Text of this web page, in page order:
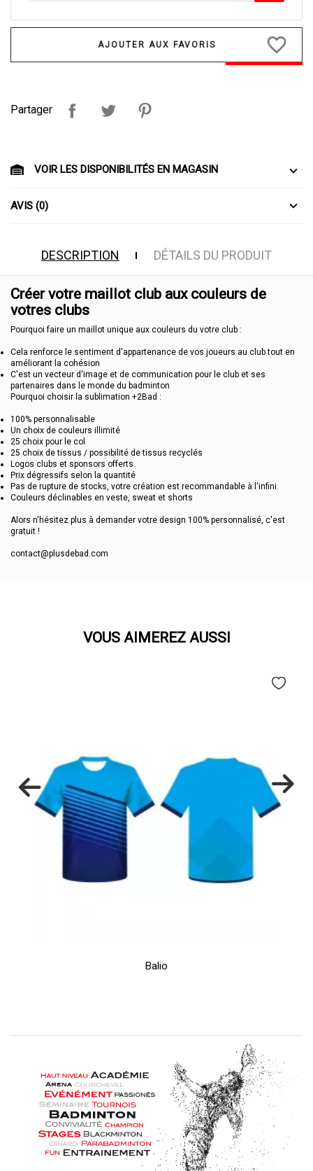
favorite_border
Partager
VOIR LES DISPONIBILITÉS EN MAGASIN
AVIS (0)
DESCRIPTION DÉTAILS DU PRODUIT
Créer votre maillot club aux couleurs de
votres clubs
Pourquoi faire un maillot unique aux couleurs du votre club :
Cela renforce le sentiment d'appartenance de vos joueurs au club tout en
améliorant la cohésion
C'est un vecteur d'image et de communication pour le club et ses
partenaires dans le monde du badminton
Pourquoi choisir la sublimation +2Bad :
100% personnalisable
Un choix de couleurs illimité
25 choix pour le col
25 choix de tissus / possibilité de tissus recyclés
Logos clubs et sponsors offerts
Prix dégressifs selon la quantité
Pas de rupture de stocks, votre création est recommandable à l'infini.
Couleurs déclinables en veste, sweat et shorts
Alors n'hésitez plus à demander votre design 100% personnalisé, c'est
gratuit !
contact@plusdebad.com
VOUS AIMEREZ AUSSI
Balio